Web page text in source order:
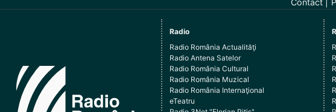
Contact
Radio
Radio România Actualităţi
Radio Antena Satelor
Radio România Cultural
Radio România Muzical
Radio România Internaţional
eTeatru